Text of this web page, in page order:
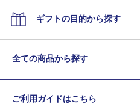
ギフトの目的から探す
全ての商品から探す
ご利用ガイドはこちら